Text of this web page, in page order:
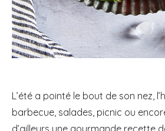
L’été a pointé le bout de son nez,
barbecue, salades, picnic ou
d’ailleurs une gourmande recette